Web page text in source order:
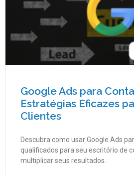
Google Ads para
Estratégias Eficazes
Clientes
Descubra como usar Google Ads
qualificados para seu escritório de
multiplicar seus resultados.